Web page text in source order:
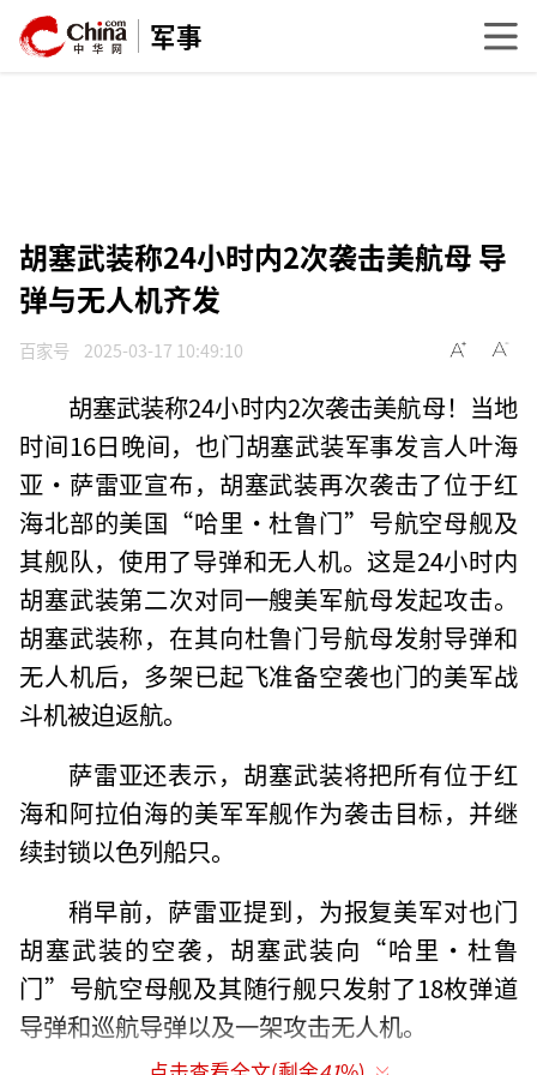
军事
胡塞武装称24小时内2次袭击美航母 导
弹与无人机齐发
百家号 2025-03-17 10:49:10
胡塞武装称24小时内2次袭击美航母！当地
时间16日晚间，也门胡塞武装军事发言人叶海
亚·萨雷亚宣布，胡塞武装再次袭击了位于红
海北部的美国“哈里·杜鲁门”号航空母舰及
其舰队，使用了导弹和无人机。这是24小时内
胡塞武装第二次对同一艘美军航母发起攻击。
胡塞武装称，在其向杜鲁门号航母发射导弹和
无人机后，多架已起飞准备空袭也门的美军战
斗机被迫返航。
萨雷亚还表示，胡塞武装将把所有位于红
海和阿拉伯海的美军军舰作为袭击目标，并继
续封锁以色列船只。
稍早前，萨雷亚提到，为报复美军对也门
胡塞武装的空袭，胡塞武装向“哈里·杜鲁
门”号航空母舰及其随行舰只发射了18枚弹道
导弹和巡航导弹以及一架攻击无人机。